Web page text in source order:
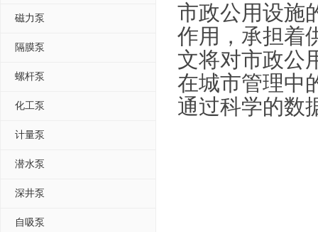
磁力泵
隔膜泵
螺杆泵
化工泵
计量泵
潜水泵
深井泵
自吸泵
市政公用设施
作用，承担着
文将对市政公
在城市管理中
通过科学的数